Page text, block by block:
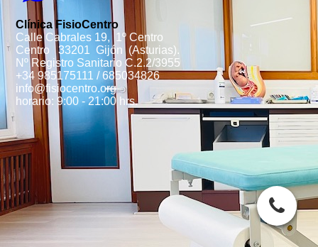
Clínica FisioCentro
Calle Cabrales 19, 1º Centro
Centro 33201 Gijón (Asturias).
Nº Registro Sanitario C.2.2/3955
+34 985175111 / 685034826
info@fisiocentro.org
horario: 9:00 - 21:00 hrs.